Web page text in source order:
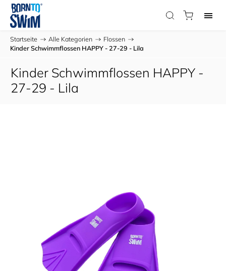
Startseite / Alle Kategorien / Flossen /
Kinder Schwimmflossen HAPPY - 27-29 - Lila
Kinder Schwimmflossen HAPPY -
27-29 - Lila